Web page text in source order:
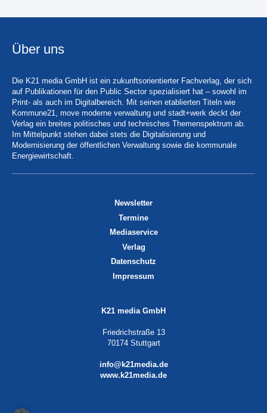
Über uns
Die K21 media GmbH ist ein zukunftsorientierter Fachverlag, der sich
auf Publikationen für den Public Sector spezialisiert hat – sowohl im
Print- als auch im Digitalbereich. Mit seinen etablierten Titeln wie
Kommune21, move moderne verwaltung und stadt+werk deckt der
Verlag ein breites politisches und technisches Themenspektrum ab.
Im Mittelpunkt stehen dabei stets die Digitalisierung und
Modernisierung der öffentlichen Verwaltung sowie die kommunale
Energiewirtschaft.
Newsletter
Termine
Mediaservice
Verlag
Datenschutz
Impressum
K21 media GmbH
Friedrichstraße 13
70174 Stuttgart
info@k21media.de
www.k21media.de